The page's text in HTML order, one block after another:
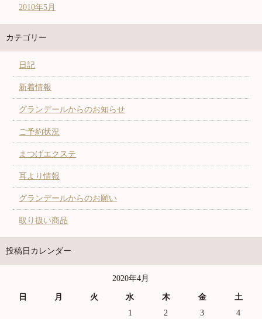
2010年5月
カテゴリー
日記
新着情報
グランデールからのお知らせ
ご予約状況
まつげエクステ
耳より情報
グランデールからのお願い
取り扱い商品
投稿日カレンダー
2020年4月
日 月 火 水 木 金
土
1
2 3 4